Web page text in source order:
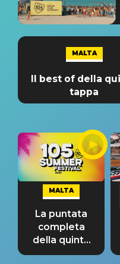
MALTA
Il best of della
tappa
MALTA
La puntata
completa
della quinta
tappa